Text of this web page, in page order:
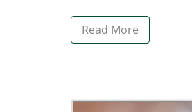
Read More